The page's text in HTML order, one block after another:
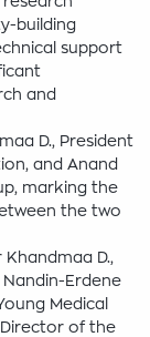
building
support
and
D., President
and Anand
marking the
the two
D.,
Nandin-Erdene
Medical
Director of the